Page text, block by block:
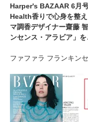
Harper's BAZAAR 6月
Health香りで心身を整
マ調香デザイナー齋藤
ンセンス・アラビア」を
ファファラ フランキン